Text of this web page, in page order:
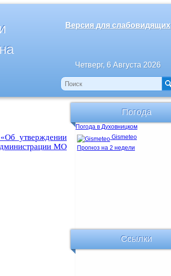
Версия для слабовидящих
Четверг, 6 Августа 2026
утверждении
МО
Погода
Погода в Духовницком
Gismeteo
Прогноз на 2 недели
Ссылки